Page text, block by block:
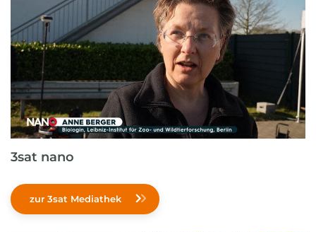
3sat nano
zur 3sat Mediathek